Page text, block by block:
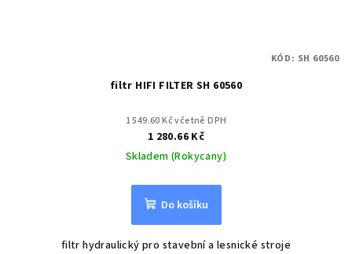
filtr HIFI FILTER SH 60560
1 549.60 Kč včetně DPH
1 280.66 Kč
Skladem (Rokycany)
Do košíku
filtr hydraulický pro stavební a lesnické stroje
KÓD: SH 60560